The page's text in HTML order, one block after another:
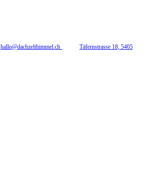
hallo@dachzelthimmel.ch
Täfernstrasse 18, 5405